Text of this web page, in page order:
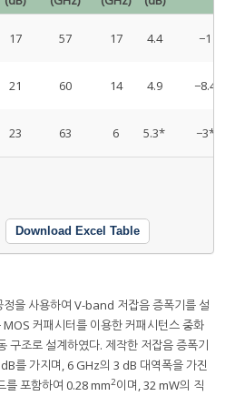
17 57 17 4.4 −1
21 60 14 4.9 −8.4
23 63 6 5.3* −3*
Download Excel Table
을 사용하여 V-band 저잡음 증폭기를 설
커패시터를 이용한 커패시턴스 중화
구조로 설계하였다. 제작한 저잡음 증폭기
를 가지며, 6 GHz의 3 dB 대역폭을 가진
를 포함하여 0.28 mm2이며, 32 mW의 직